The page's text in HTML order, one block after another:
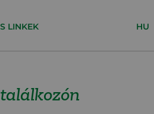
LINKEK HU